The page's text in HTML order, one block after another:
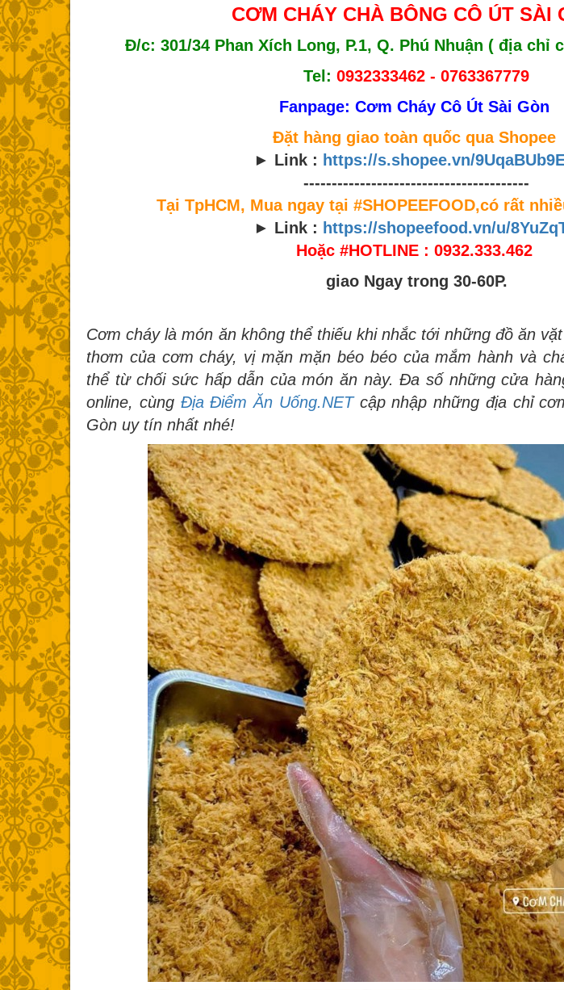
CƠM CHÁY CHÀ BÔNG CÔ ÚT SÀI
Đ/c: 301/34 Phan Xích Long, P.1, Q. Phú Nhuận ( địa chỉ
Tel: 0932333462 - 0763367779
Fanpage: Cơm Cháy Cô Út Sài Gòn
Đặt hàng giao toàn quốc qua Shopee
► Link : https://s.shopee.vn/
----------------------------------------
Tại TpHCM, Mua ngay tại #SHOPEEFOOD,có rất
► Link : https://shopeefood.vn/u/
Hoặc #HOTLINE : 0932.333.462
giao Ngay trong 30-60P.
Cơm cháy là món ăn không thể thiếu khi nhắc tới những đồ ăn
thơm của cơm cháy, vị mặn mặn béo béo của mắm hành và
thể từ chối sức hấp dẫn của món ăn này. Đa số những cửa
online, cùng Địa Điểm Ăn Uống.NETcập nhập những địa chỉ
Gòn uy tín nhất nhé!